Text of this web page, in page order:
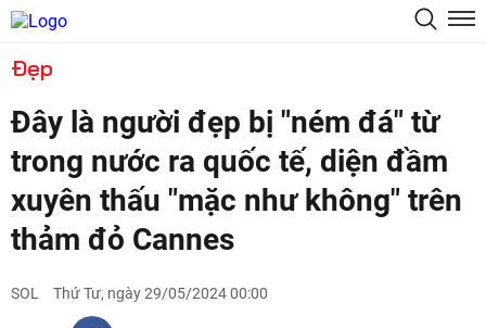
Đẹp
Đây là người đẹp bị "ném đá" từ
trong nước ra quốc tế, diện đầm
xuyên thấu "mặc như không" trên
thảm đỏ Cannes
SOL Thứ Tư, ngày 29/05/2024 00:00